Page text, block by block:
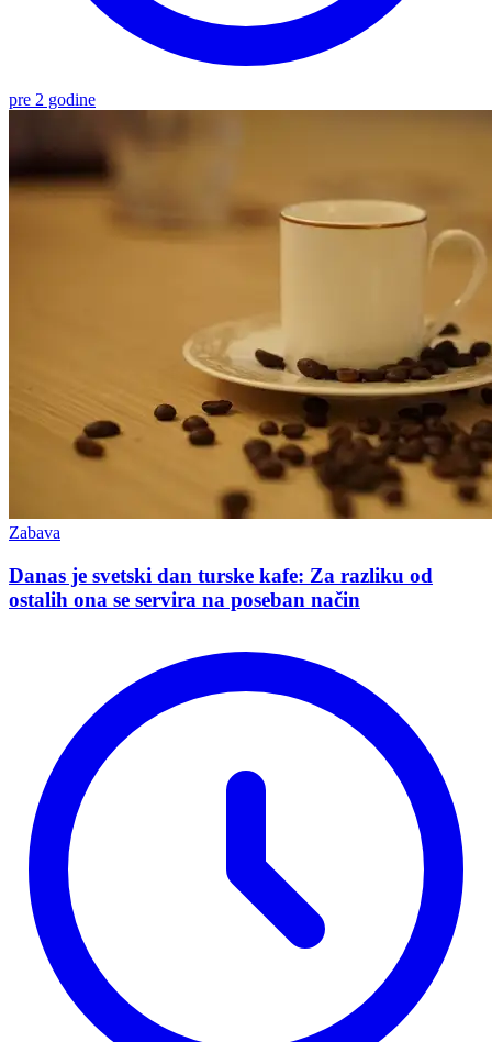
pre 2 godine
Zabava
Danas je svetski dan turske kafe: Za razliku od
ostalih ona se servira na poseban način